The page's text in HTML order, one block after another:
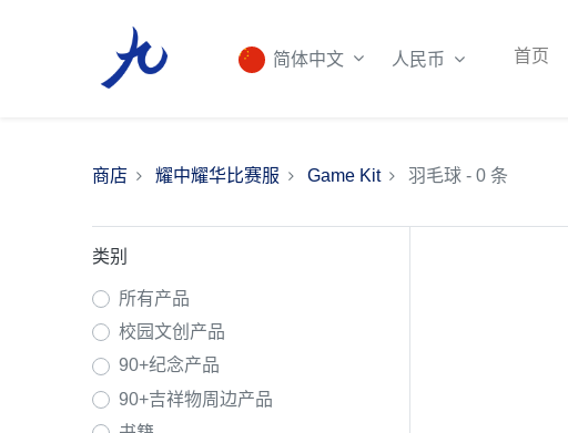
简体中文 人民币 首页
商店 耀中耀华比赛服 Game Kit 羽毛球- 0 条
类别
所有产品
校园文创产品
90+纪念产品
90+吉祥物周边产品